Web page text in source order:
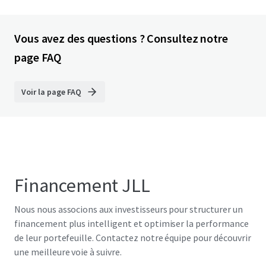
Vous avez des questions ? Consultez notre
page FAQ
Voir la page FAQ
Financement JLL
Nous nous associons aux investisseurs pour structurer un
financement plus intelligent et optimiser la performance
de leur portefeuille. Contactez notre équipe pour découvrir
une meilleure voie à suivre.